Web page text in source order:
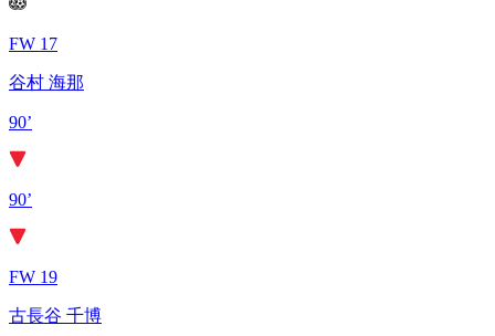
FW 17
谷村 海那
90’
90’
FW 19
古長谷 千博